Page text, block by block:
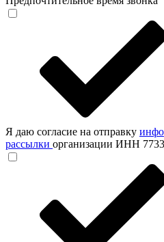
Я даю согласие на отправку
рассылки организации ИНН